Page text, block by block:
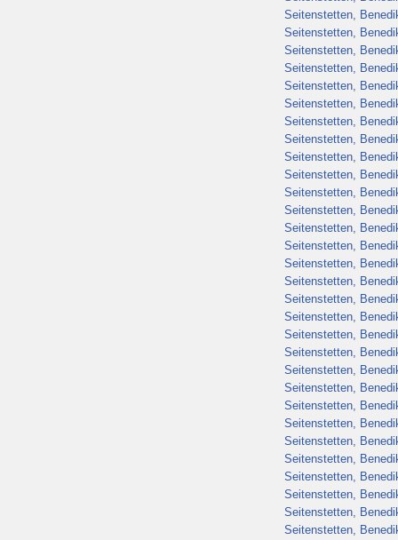
Seitenstetten,
Seitenstetten,
Seitenstetten,
Seitenstetten,
Seitenstetten,
Seitenstetten,
Seitenstetten,
Seitenstetten,
Seitenstetten,
Seitenstetten,
Seitenstetten,
Seitenstetten,
Seitenstetten,
Seitenstetten,
Seitenstetten,
Seitenstetten,
Seitenstetten,
Seitenstetten,
Seitenstetten,
Seitenstetten,
Seitenstetten,
Seitenstetten,
Seitenstetten,
Seitenstetten,
Seitenstetten,
Seitenstetten,
Seitenstetten,
Seitenstetten,
Seitenstetten,
Seitenstetten,